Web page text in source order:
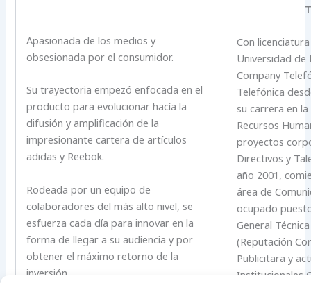
Apasionada de los medios y
obsesionada por el consumidor.
Su trayectoria empezó enfocada en el
producto para evolucionar hacía la
difusión y amplificación de la
impresionante cartera de artículos
adidas y Reebok.
Rodeada por un equipo de
colaboradores del más alto nivel, se
esfuerza cada día para innovar en la
forma de llegar a su audiencia y por
obtener el máximo retorno de la
inversión.
Con
Universidad
Company
Telefónica
su carrera en
Recursos
proyectos
Directivos y
año 2001,
área de
ocupado
General
(Reputación
Publicitara y
Institucionales